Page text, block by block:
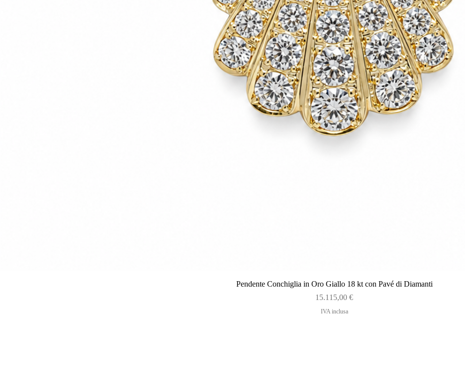
Vista rapida
Pendente Conchiglia in Oro Giallo 18 kt con Pavé di Diamanti
Prezzo
15.115,00 €
IVA inclusa